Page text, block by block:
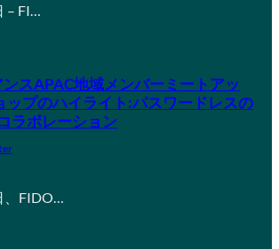
FI…
スAPAC地域メンバーミートアッ
ップのハイライト:パスワードレスの
ラボレーション
FIDO…